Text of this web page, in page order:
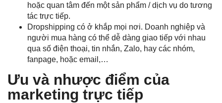
hoặc quan tâm đến một sản phẩm / dịch vụ do tương
tác trực tiếp.
Dropshipping có ở khắp mọi nơi. Doanh nghiệp và
người mua hàng có thể dễ dàng giao tiếp với nhau
qua số điện thoại, tin nhắn, Zalo, hay các nhóm,
fanpage, hoặc email,…
Ưu và nhược điểm của
marketing trực tiếp